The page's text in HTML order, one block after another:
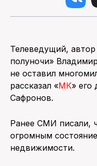
Телеведущий,
полуночи»
не оставил
рассказал «МК» его
Сафронов.
Ранее СМИ писали,
огромным
недвижимости.